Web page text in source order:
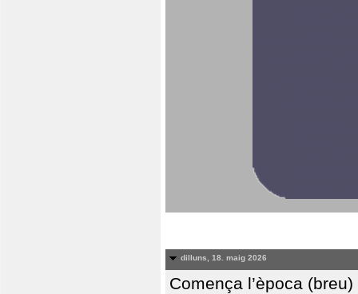
dilluns, 18. maig 2026
Comença l’època